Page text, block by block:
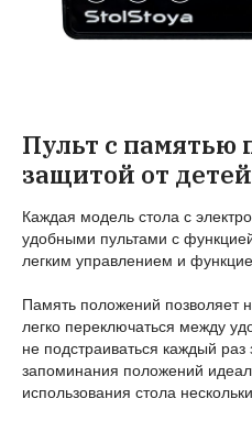
Пульт с памятью
защитой от детей
Каждая модель стола с
удобными пультами с
легким управлением и
Память положений позволяет
легко переключаться между
не подстраиваться каждый
запоминания положений
использования стола